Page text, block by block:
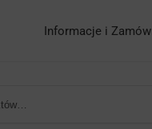
Informacje i